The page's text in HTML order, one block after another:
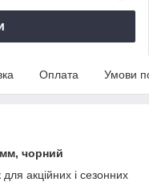
Оплата Умови
чорний
акційних і сезонних